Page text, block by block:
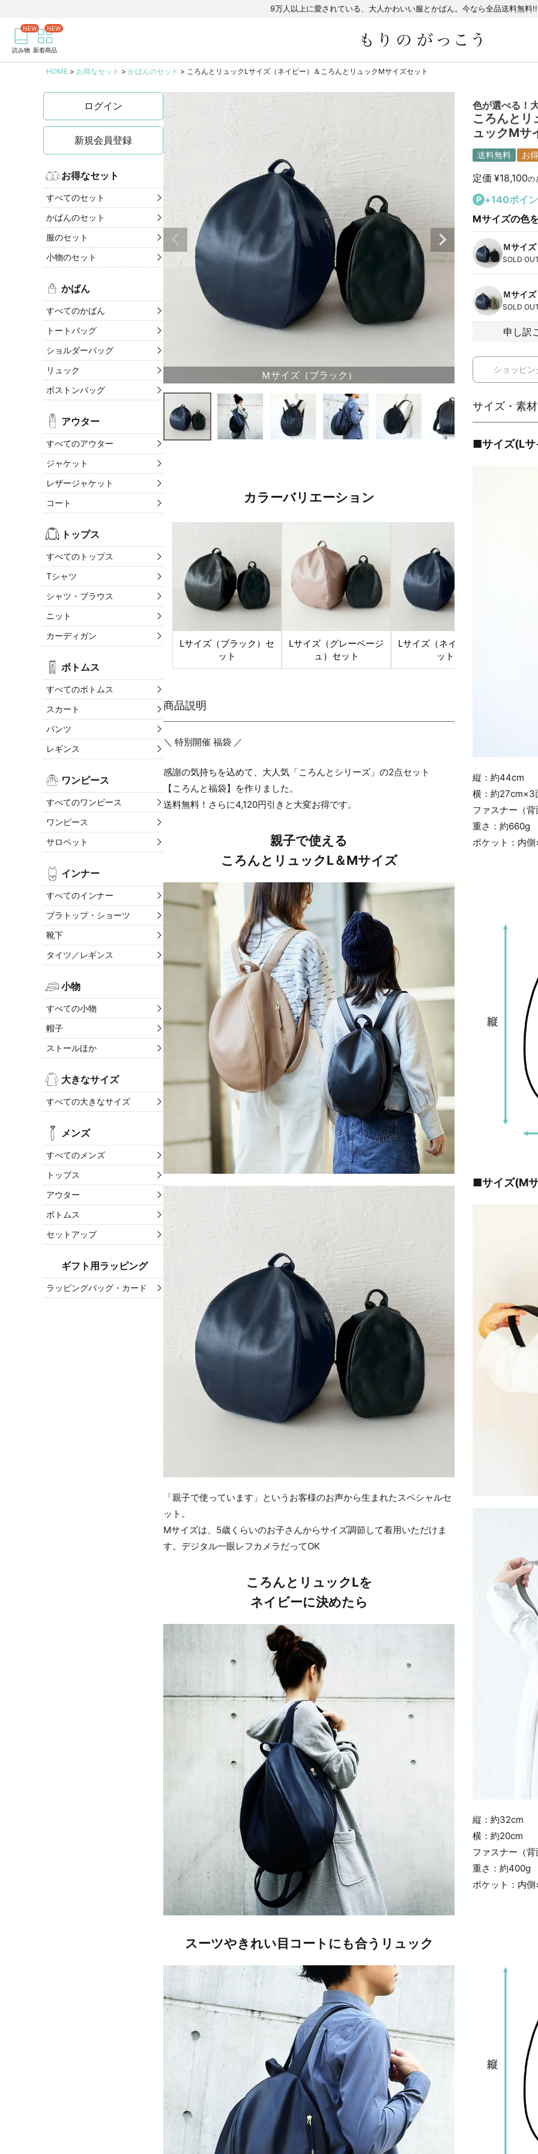
9万人以上に愛されている、大人かわいい服とかばん。今なら全品送料無料!!
読み物 新着商品
商品を検索
HOME お得なセット かばんのセット ころんとリュックLサイズ（ネイビー）＆ころんとリュックMサイズセット
ログイン
新規会員登録
お得なセット
すべてのセット
かばんのセット
服のセット
小物のセット
かばん
すべてのかばん
トートバッグ
ショルダーバッグ
リュック
ボストンバッグ
アウター
すべてのアウター
ジャケット
レザージャケット
コート
トップス
すべてのトップス
Tシャツ
シャツ・ブラウス
ニット
カーディガン
ボトムス
すべてのボトムス
スカート
パンツ
レギンス
ワンピース
すべてのワンピース
ワンピース
サロペット
インナー
すべてのインナー
ブラトップ・ショーツ
靴下
タイツ／レギンス
小物
すべての小物
帽子
ストールほか
大きなサイズ
すべての大きなサイズ
メンズ
すべてのメンズ
トップス
アウター
ボトムス
セットアップ
ギフト用ラッピング
ラッピングバッグ・カード
Ｍサイズ（ブラック）
色が選べる！
ころんとリ
ュックMサ
送料無料 お
定価 ¥18,100の
+140ポイ
Mサイズの色
Ｍサイ
SOLD
Ｍサイ
SOLD
申し訳
ショッピ
＼ 特別開催 福袋 ／
感謝の気持ちを込めて、大人気「ころんとシリーズ」の2点セット
【ころんと福袋】を作りました。
送料無料！さらに4,120円引きと大変お得です。
親子で使える
ころんとリュックL＆Mサイズ
「親子で使っています」というお客様のお声から生まれたスペシャルセ
ット。
Mサイズは、5歳くらいのお子さんからサイズ調節して着用いただけま
す。デジタル一眼レフカメラだってOK
ころんとリュックLを
ネイビーに決めたら
スーツやきれい目コートにも合うリュック
■サイズ(Lサ
縦：約44cm
横：約27cm×3
ファスナー（
重さ：約660g
ポケット：内
■サイズ(M
縦：約32cm
横：約20cm
ファスナー（
重さ：約400g
ポケット：内
カラーバリエーション
Lサイズ（ブラック）セ
ット
Lサイズ（グレーベージ
ュ）セット
Lサイズ（ネイビー）セ
ット